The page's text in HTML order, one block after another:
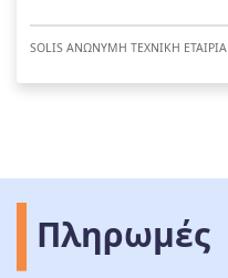
SOLIS ΑΝΩΝΥΜΗ ΤΕΧΝΙΚΗ ΕΤΑΙΡΙΑ
Πληρωμές